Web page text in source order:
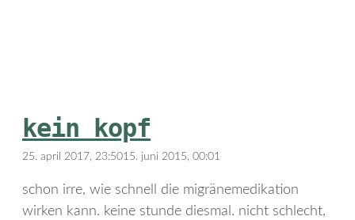
kein kopf
25. april 2017, 23:5015. juni 2015, 00:01
schon irre, wie schnell die migränemedikation
wirken kann. keine stunde diesmal. nicht schlecht,